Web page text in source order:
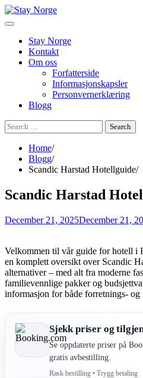
Skip
to
Stay Norge
Kontakt
Om oss
Forfatterside
Informasjonskapsler
Personvernerklæring
Blogg
Search
for:
Home
Blogg
Scandic Harstad Hotellguide
Scandic Harstad
December 21, 2025December 21,
Velkommen til vår guide for hotell i
en komplett oversikt over Scandic
alternativer – med alt fra moderne
familievennlige pakker og
informasjon for både forretnings- og
Sjekk priser og
Se oppdaterte priser på
gratis avbestilling.
Rask bestilling • Trygg betaling